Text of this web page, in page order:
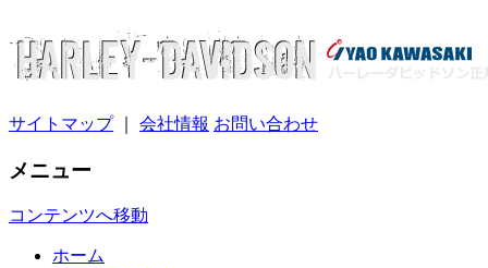
サイトマップ｜ 会社情報 お問い合わせ
メニュー
コンテンツへ移動
ホーム